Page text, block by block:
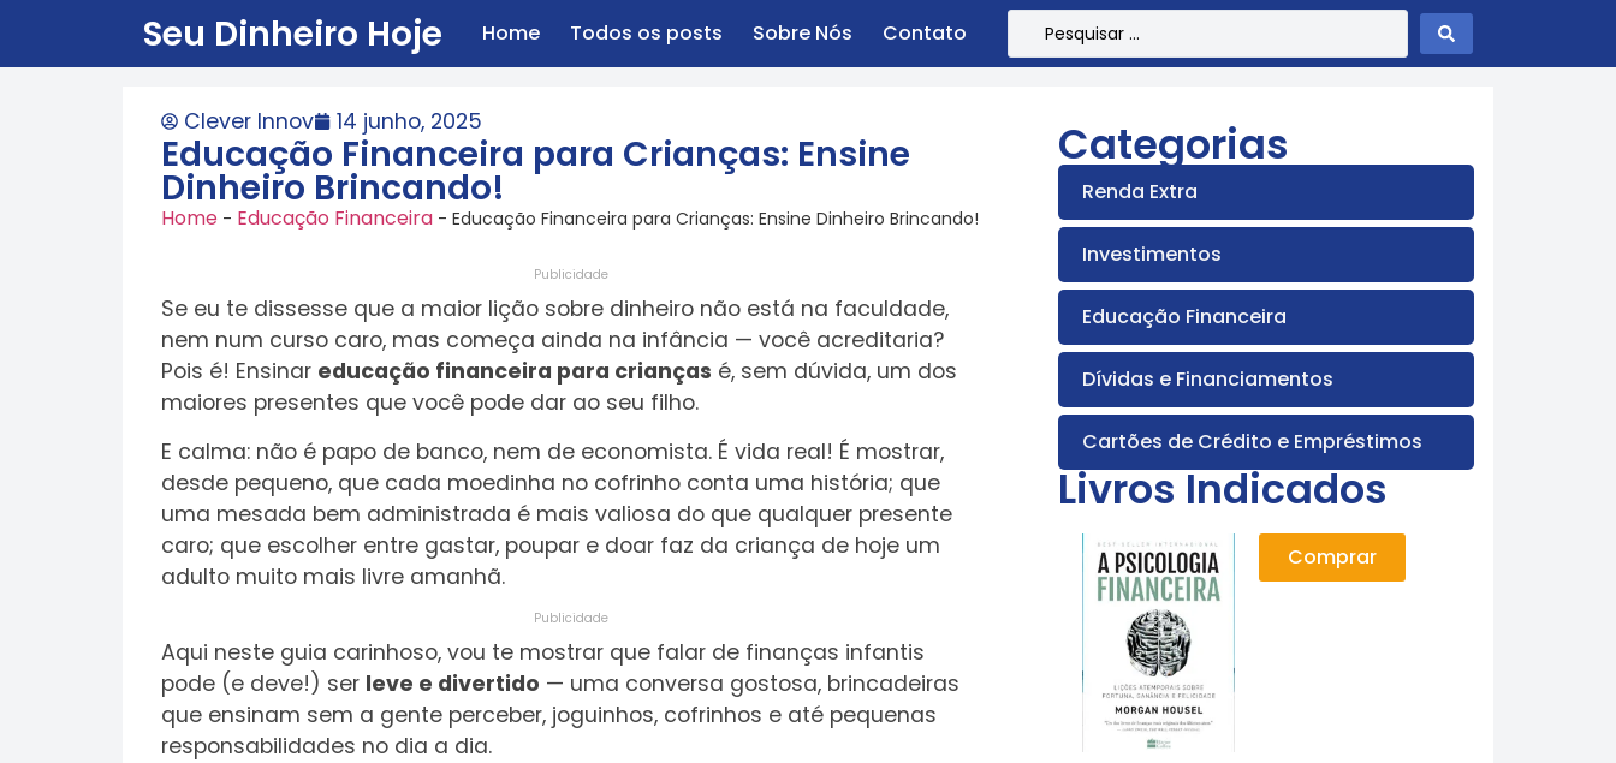
Seu Dinheiro Hoje Home Todos os posts Sobre Nós Contato
Clever Innov 14 junho, 2025
Educação Financeira para Crianças: Ensine
Dinheiro Brincando!
Home - Educação Financeira - Educação Financeira para Crianças: Ensine Dinheiro Brincando!
Publicidade
Se eu te dissesse que a maior lição sobre dinheiro não está na faculdade,
nem num curso caro, mas começa ainda na infância — você acreditaria?
Pois é! Ensinar educação financeira para crianças é, sem dúvida, um dos
maiores presentes que você pode dar ao seu filho.
E calma: não é papo de banco, nem de economista. É vida real! É mostrar,
desde pequeno, que cada moedinha no cofrinho conta uma história; que
uma mesada bem administrada é mais valiosa do que qualquer presente
caro; que escolher entre gastar, poupar e doar faz da criança de hoje um
adulto muito mais livre amanhã.
Publicidade
Aqui neste guia carinhoso, vou te mostrar que falar de finanças infantis
pode (e deve!) ser leve e divertido — uma conversa gostosa, brincadeiras
que ensinam sem a gente perceber, joguinhos, cofrinhos e até pequenas
responsabilidades no dia a dia.
Categorias
Renda Extra
Investimentos
Educação Financeira
Dívidas e Financiamentos
Cartões de Crédito e Empréstimos
Livros Indicados
Comprar